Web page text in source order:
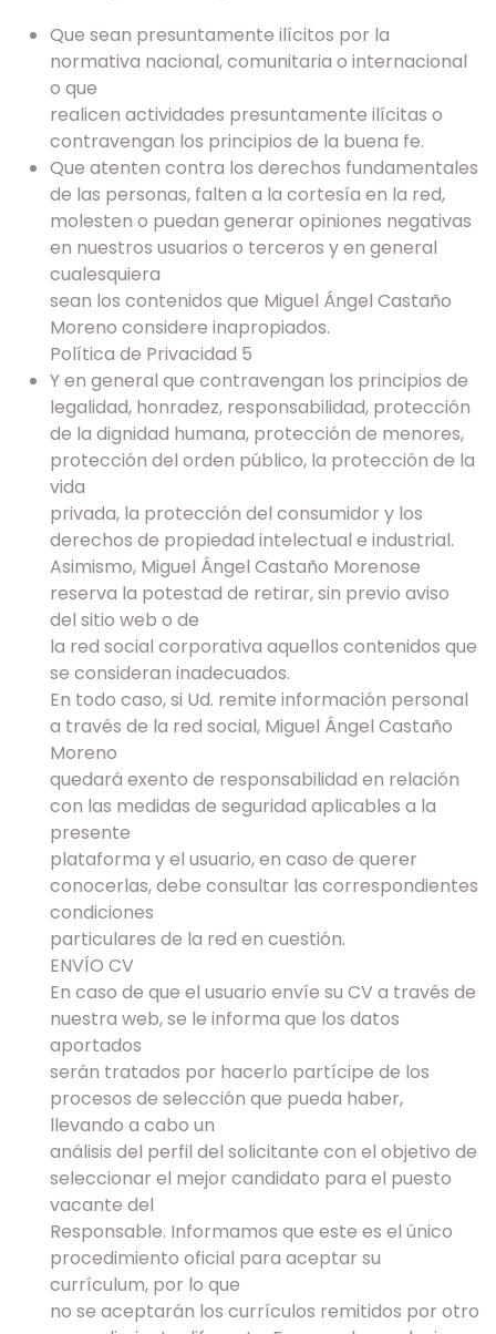
Que sean presuntamente ilícitos por la
normativa nacional, comunitaria o internacional
o que
realicen actividades presuntamente ilícitas o
contravengan los principios de la buena fe.
Que atenten contra los derechos fundamentales
de las personas, falten a la cortesía en la red,
molesten o puedan generar opiniones negativas
en nuestros usuarios o terceros y en general
cualesquiera
sean los contenidos que Miguel Ángel Castaño
Moreno considere inapropiados.
Política de Privacidad 5
Y en general que contravengan los principios de
legalidad, honradez, responsabilidad, protección
de la dignidad humana, protección de menores,
protección del orden público, la protección de la
vida
privada, la protección del consumidor y los
derechos de propiedad intelectual e industrial.
Asimismo, Miguel Ángel Castaño Morenose
reserva la potestad de retirar, sin previo aviso
del sitio web o de
la red social corporativa aquellos contenidos que
se consideran inadecuados.
En todo caso, si Ud. remite información personal
a través de la red social, Miguel Ángel Castaño
Moreno
quedará exento de responsabilidad en relación
con las medidas de seguridad aplicables a la
presente
plataforma y el usuario, en caso de querer
conocerlas, debe consultar las correspondientes
condiciones
particulares de la red en cuestión.
ENVÍO CV
En caso de que el usuario envíe su CV a través de
nuestra web, se le informa que los datos
aportados
serán tratados por hacerlo partícipe de los
procesos de selección que pueda haber,
llevando a cabo un
análisis del perfil del solicitante con el objetivo de
seleccionar el mejor candidato para el puesto
vacante del
Responsable. Informamos que este es el único
procedimiento oficial para aceptar su
currículum, por lo que
no se aceptarán los currículos remitidos por otro